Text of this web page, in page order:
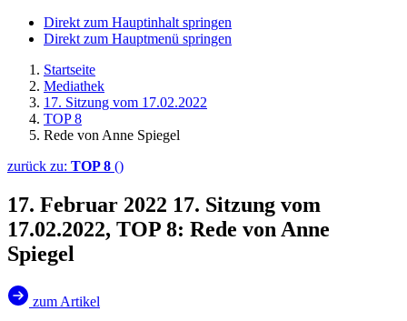
Direkt zum Hauptinhalt springen
Direkt zum Hauptmenü springen
Startseite
Mediathek
17. Sitzung vom 17.02.2022
TOP 8
Rede von Anne Spiegel
zurück zu: TOP 8 ()
17. Februar 2022 17. Sitzung vom
17.02.2022, TOP 8: Rede von Anne
Spiegel
zum Artikel